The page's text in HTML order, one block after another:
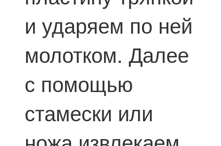
и ударяем по ней
молотком. Далее
с помощью
стамески или